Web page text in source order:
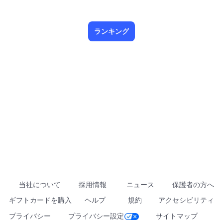
ランキング
当社について 採用情報 ニュース
保護者の方へ
ギフトカードを購入
ヘルプ 規約
アクセシビリティ
プライバシー
プライバシー設定 サイトマップ